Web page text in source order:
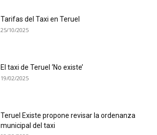
Tarifas del Taxi en Teruel
25/10/2025
El taxi de Teruel ‘No existe’
19/02/2025
Teruel Existe propone revisar la ordenanza
municipal del taxi